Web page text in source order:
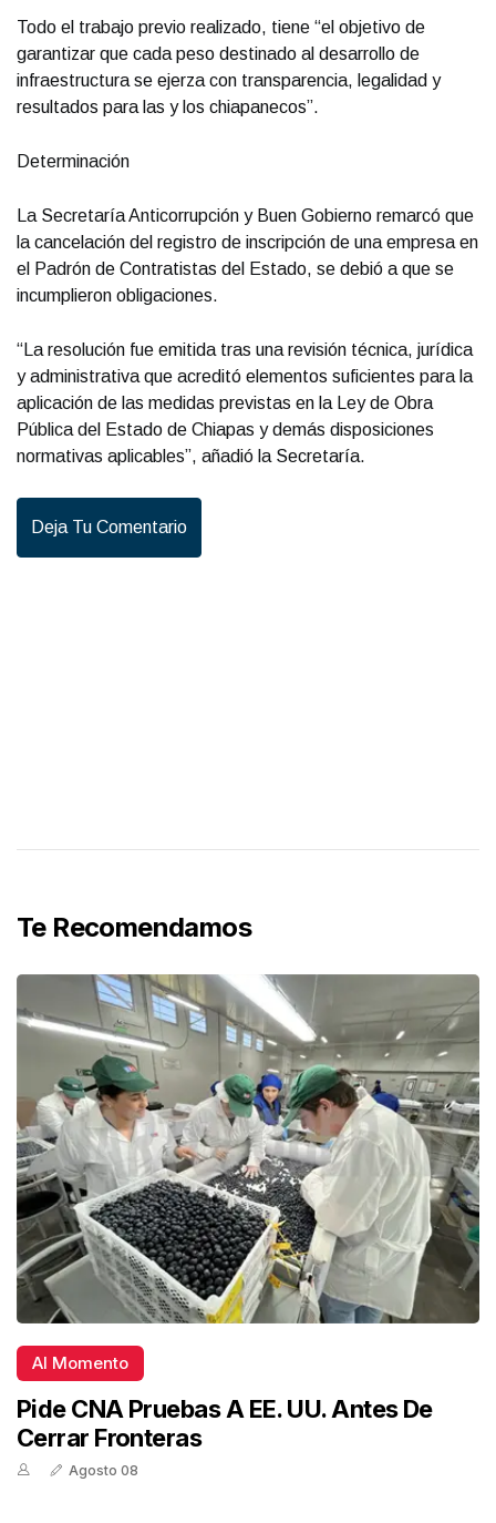
Todo el trabajo previo realizado, tiene “el objetivo de
garantizar que cada peso destinado al desarrollo de
infraestructura se ejerza con transparencia, legalidad y
resultados para las y los chiapanecos”.
Determinación
La Secretaría Anticorrupción y Buen Gobierno remarcó que
la cancelación del registro de inscripción de una empresa en
el Padrón de Contratistas del Estado, se debió a que se
incumplieron obligaciones.
“La resolución fue emitida tras una revisión técnica, jurídica
y administrativa que acreditó elementos suficientes para la
aplicación de las medidas previstas en la Ley de Obra
Pública del Estado de Chiapas y demás disposiciones
normativas aplicables”, añadió la Secretaría.
Deja Tu Comentario
Te Recomendamos
Al Momento
Pide CNA Pruebas A EE. UU. Antes De
Cerrar Fronteras
Agosto 08